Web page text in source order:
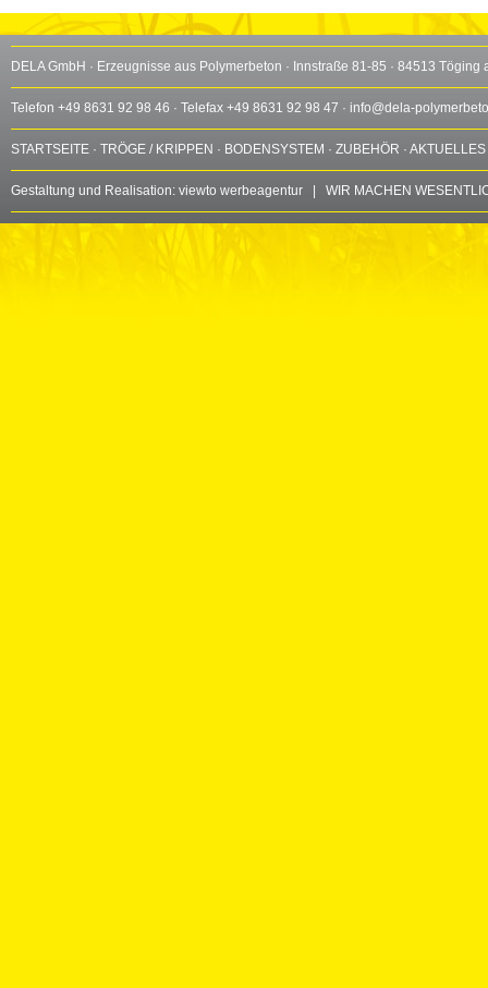
DELA GmbH · Erzeugnisse aus Polymerbeton · Innstraße 81-85 · 84513 Töging
Telefon +49 8631 92 98 46 · Telefax +49 8631 92 98 47 · info@dela-
STARTSEITE · TRÖGE / KRIPPEN · BODENSYSTEM · ZUBEHÖR · AKTUELLES
Gestaltung und Realisation: viewto werbeagentur | WIR MACHEN